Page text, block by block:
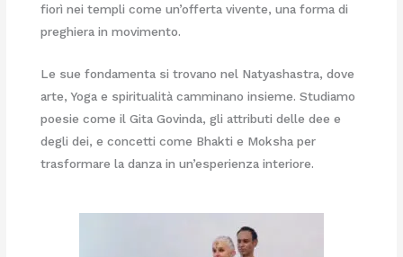
fiorì nei templi come un’offerta vivente, una forma di
preghiera in movimento.
Le sue fondamenta si trovano nel Natyashastra, dove
arte, Yoga e spiritualità camminano insieme. Studiamo
poesie come il Gita Govinda, gli attributi delle dee e
degli dei, e concetti come Bhakti e Moksha per
trasformare la danza in un’esperienza interiore.